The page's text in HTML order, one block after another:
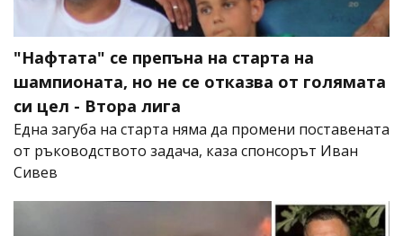
"Нафтата" се препъна на старта на
шампионата, но не се отказва от голямата
си цел - Втора лига
Една загуба на старта няма да промени поставената
от ръководството задача, каза спонсорът Иван
Сивев